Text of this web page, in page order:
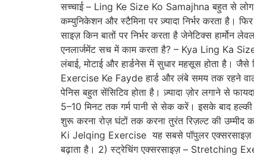
सच्चाई – Ling Ke Size Ko Samajhna बहुत से
कम्युनिकेशन और स्टैमिना पर ज़्यादा निर्भर करता है।
साइज़ किन बातों पर निर्भर करता है जेनेटिक्स
एनलार्जमेंट सच में काम करता है? – Kya Ling Ka
लंबाई, मोटाई और हार्डनेस में सुधार महसूस होता है।
Exercise Ke Fayde हार्ड और लंबे समय तक रहने वाला
पेनिस बहुत सेंसिटिव होता है। ज़्यादा ज़ोर लगाने से
5–10 मिनट तक गर्म पानी से सेक करें। इसके बाद हल्की
शुरू करना रोज़ घंटों तक करना तुरंत रिज़ल्ट की
Ki Jelqing Exercise यह सबसे पॉपुलर एक्सरसाइज़
बढ़ाता है। 2) स्ट्रेचिंग एक्सरसाइज़ – Stretching